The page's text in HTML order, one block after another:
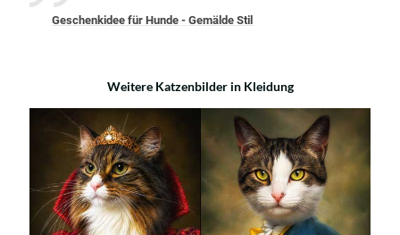
Geschenkidee für Hunde - Gemälde Stil
Weitere Katzenbilder in Kleidung